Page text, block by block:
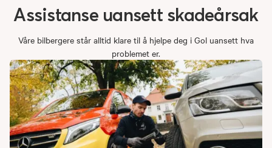
Assistanse uansett skadeårsak
Våre bilbergere står alltid klare til å hjelpe deg i Gol uansett hva
problemet er.